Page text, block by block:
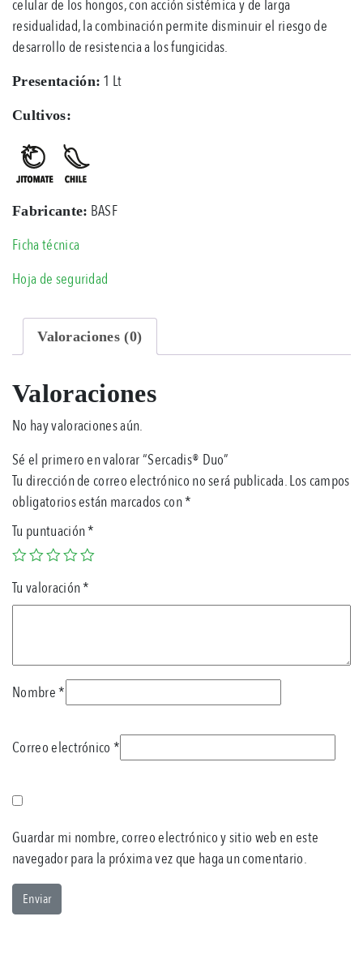
celular de los hongos, con acción sistémica y de larga
residualidad, la combinación permite disminuir el riesgo de
desarrollo de resistencia a los fungicidas.
Presentación: 1 Lt
Cultivos:
Fabricante: BASF
Ficha técnica
Hoja de seguridad
Valoraciones (0)
Valoraciones
No hay valoraciones aún.
Sé el primero en valorar “Sercadis® Duo”
Tu dirección de correo electrónico no será publicada.Los campos
obligatorios están marcados con*
Tu puntuación*
Tu valoración*
Nombre*
Correo electrónico*
Guardar mi nombre, correo electrónico y sitio web en este
navegador para la próxima vez que haga un comentario.